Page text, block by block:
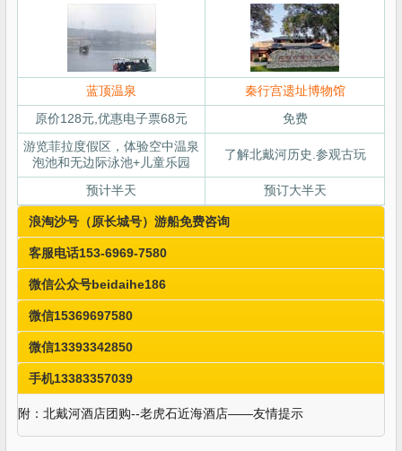
蓝顶温泉
秦行宫遗址博物馆
原价128元,优惠电子票68元
免费
游览菲拉度假区，体验空中温泉
泡池和无边际泳池+儿童乐园
了解北戴河历史.参观古玩
预计半天 预订大半天
浪淘沙号（原长城号）游船免费咨询
客服电话153-6969-7580
微信公众号beidaihe186
微信15369697580
微信13393342850
手机13383357039
附：北戴河酒店团购--老虎石近海酒店——友情提示